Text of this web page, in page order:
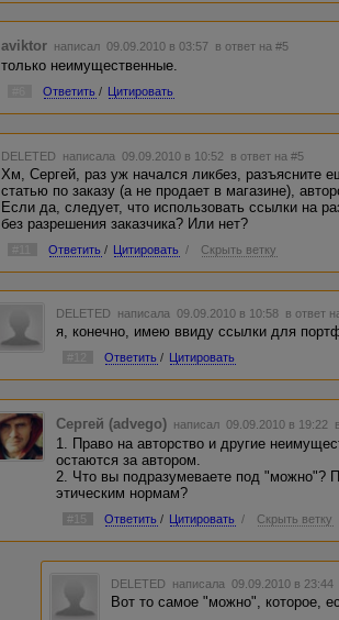
aviktor написал 09.09.2010 в 03:57 в ответ на #5
только неимущественные.
Ответить / Цитировать
DELETED написала 09.09.2010 в 10:52 в ответ на #5
Хм, Сергей, раз уж начался ликбез, разъясните
статью по заказу (а не продает в магазине),
Если да, следует, что использовать ссылки на
без разрешения заказчика? Или нет?
Ответить / Цитировать / Скрыть ветку
DELETED написала 09.09.2010 в 10:58 в ответ
я, конечно, имею ввиду ссылки для
Ответить / Цитировать
Сергей (advego) написал 09.09.2010 в 19:22
1. Право на авторство и другие
остаются за автором.
2. Что вы подразумеваете под "можно"?
этическим нормам?
#15 Ответить / Цитировать / Скрыть ветку
DELETED написала 09.09.2010 в
Вот то самое "можно", которое,